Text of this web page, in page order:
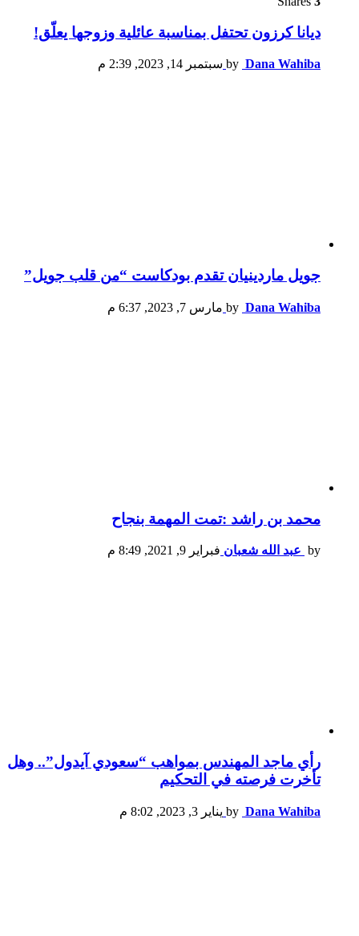
ديانا كرزون تحتفل بمناسبة عائلية وزوجها يعلّق!
by Dana Wahiba سبتمبر 14, 2023, 2:39 م
جويل ماردينيان تقدم بودكاست “من قلب جويل”
by Dana Wahiba مارس 7, 2023, 6:37 م
محمد بن راشد :تمت المهمة بنجاح
by عبد الله شعبان فبراير 9, 2021, 8:49 م
رأي ماجد المهندس بمواهب “سعودي آيدول”.. وهل
تأخرت فرصته في التحكيم
by Dana Wahiba يناير 3, 2023, 8:02 م